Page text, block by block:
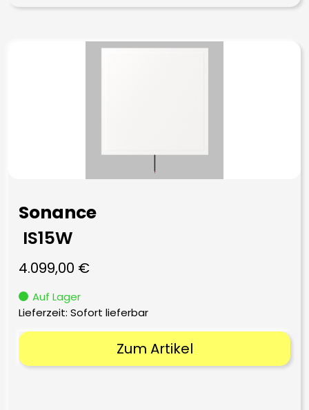
Sonance
IS15W
4.099,00 €
Auf Lager
Lieferzeit: Sofort lieferbar
Zum Artikel